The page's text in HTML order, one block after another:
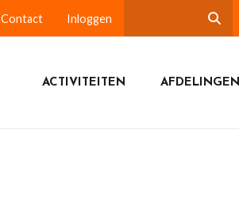
Contact Inloggen
ACTIVITEITEN AFDELINGEN